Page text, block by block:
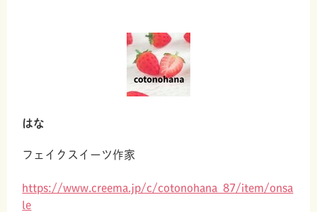
はな
フェイクスイーツ作家
https://www.creema.jp/c/cotonohana_87/item/onsa
le